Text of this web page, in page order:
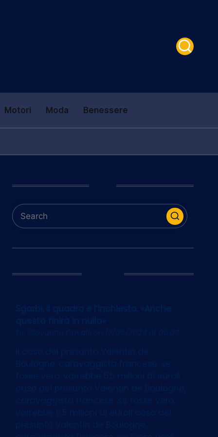
Motori Moda Benessere
Cerca
Ultim’Ora
Sgarbi, il quadro e l’inchiesta: «Anche
questa finirà in nulla»
by Giovanna Cavallion 13/05/2024 at 06:07
Il caso del presunto Valentin de
Boulogne, caravaggista francese: se
fosse vero, varrebbe 5,5 milioni di euroIl
caso del presunto Valentin de Boulogne,
caravaggista francese: se fosse vero,
varrebbe 5,5 milioni di euroIl caso del
presunto Valentin de Boulogne,